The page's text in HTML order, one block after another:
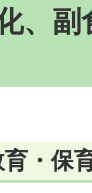
、副
・保